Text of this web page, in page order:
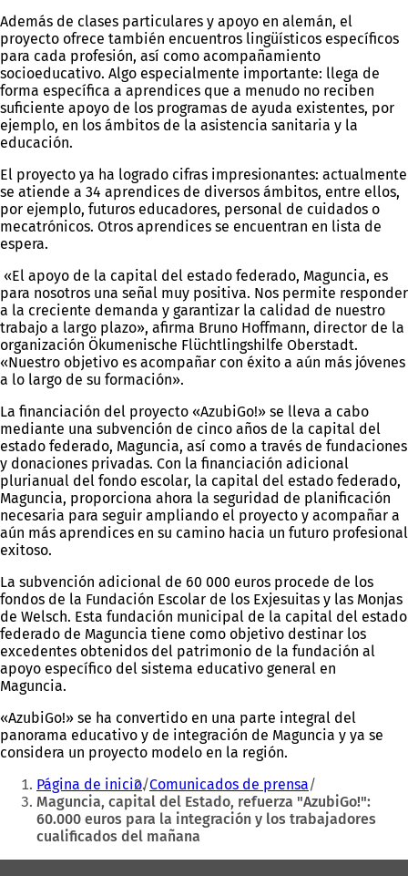
Además de clases particulares y apoyo en alemán, el
proyecto ofrece también encuentros lingüísticos específicos
para cada profesión, así como acompañamiento
socioeducativo. Algo especialmente importante: llega de
forma específica a aprendices que a menudo no reciben
suficiente apoyo de los programas de ayuda existentes, por
ejemplo, en los ámbitos de la asistencia sanitaria y la
educación.
El proyecto ya ha logrado cifras impresionantes: actualmente
se atiende a 34 aprendices de diversos ámbitos, entre ellos,
por ejemplo, futuros educadores, personal de cuidados o
mecatrónicos. Otros aprendices se encuentran en lista de
espera.
«El apoyo de la capital del estado federado, Maguncia, es
para nosotros una señal muy positiva. Nos permite responder
a la creciente demanda y garantizar la calidad de nuestro
trabajo a largo plazo», afirma Bruno Hoffmann, director de la
organización Ökumenische Flüchtlingshilfe Oberstadt.
«Nuestro objetivo es acompañar con éxito a aún más jóvenes
a lo largo de su formación».
La financiación del proyecto «AzubiGo!» se lleva a cabo
mediante una subvención de cinco años de la capital del
estado federado, Maguncia, así como a través de fundaciones
y donaciones privadas. Con la financiación adicional
plurianual del fondo escolar, la capital del estado federado,
Maguncia, proporciona ahora la seguridad de planificación
necesaria para seguir ampliando el proyecto y acompañar a
aún más aprendices en su camino hacia un futuro profesional
exitoso.
La subvención adicional de 60 000 euros procede de los
fondos de la Fundación Escolar de los Exjesuitas y las Monjas
de Welsch. Esta fundación municipal de la capital del estado
federado de Maguncia tiene como objetivo destinar los
excedentes obtenidos del patrimonio de la fundación al
apoyo específico del sistema educativo general en
Maguncia.
«AzubiGo!» se ha convertido en una parte integral del
panorama educativo y de integración de Maguncia y ya se
considera un proyecto modelo en la región.
Estás
aquí:
Página de inicio Comunicados de prensa
Maguncia, capital del Estado, refuerza "AzubiGo!":
60.000 euros para la integración y los trabajadores
cualificados del mañana